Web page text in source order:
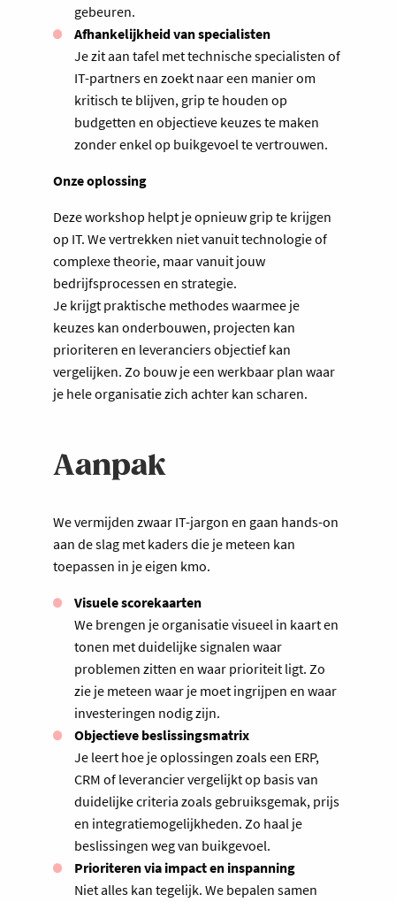
gebeuren.
Afhankelijkheid van specialisten
Je zit aan tafel met technische specialisten of
IT-partners en zoekt naar een manier om
kritisch te blijven, grip te houden op
budgetten en objectieve keuzes te maken
zonder enkel op buikgevoel te vertrouwen.
Onze oplossing
Deze workshop helpt je opnieuw grip te krijgen
op IT. We vertrekken niet vanuit technologie of
complexe theorie, maar vanuit jouw
bedrijfsprocessen en strategie.
Je krijgt praktische methodes waarmee je
keuzes kan onderbouwen, projecten kan
prioriteren en leveranciers objectief kan
vergelijken. Zo bouw je een werkbaar plan waar
je hele organisatie zich achter kan scharen.
Aanpak
We vermijden zwaar IT-jargon en gaan hands-on
aan de slag met kaders die je meteen kan
toepassen in je eigen kmo.
Visuele scorekaarten
We brengen je organisatie visueel in kaart en
tonen met duidelijke signalen waar
problemen zitten en waar prioriteit ligt. Zo
zie je meteen waar je moet ingrijpen en waar
investeringen nodig zijn.
Objectieve beslissingsmatrix
Je leert hoe je oplossingen zoals een ERP,
CRM of leverancier vergelijkt op basis van
duidelijke criteria zoals gebruiksgemak, prijs
en integratiemogelijkheden. Zo haal je
beslissingen weg van buikgevoel.
Prioriteren via impact en inspanning
Niet alles kan tegelijk. We bepalen samen